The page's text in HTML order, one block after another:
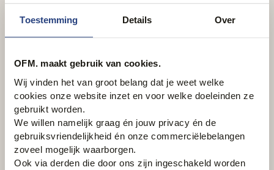
Toestemming Details Over
OFM. maakt gebruik van cookies.
Wij vinden het van groot belang dat je weet welke
cookies onze website inzet en voor welke doeleinden ze
gebruikt worden.
We willen namelijk graag én jouw privacy én de
gebruiksvriendelijkheid én onze commerciëlebelangen
zoveel mogelijk waarborgen.
Ook via derden die door ons zijn ingeschakeld worden
Nieuwsbrief
Schrijf je in en ontvang wekelijks onze nieuwsbrief
Inschrijven